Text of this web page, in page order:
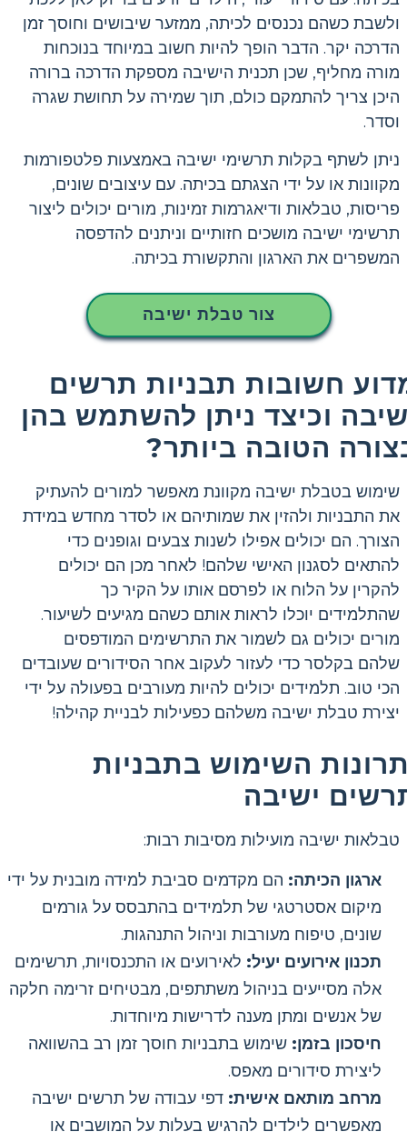
ולשבת כשהם נכנסים לכיתה, ממזער שיבושים וחוסך זמן
הדרכה יקר. הדבר הופך להיות חשוב במיוחד בנוכחות
מורה מחליף, שכן תכנית הישיבה מספקת הדרכה ברורה
היכן צריך להתמקם כולם, תוך שמירה על תחושת שגרה
וסדר.
ניתן לשתף בקלות תרשימי ישיבה באמצעות פלטפורמות
מקוונות או על ידי הצגתם בכיתה. עם עיצובים שונים,
פריסות, טבלאות ודיאגרמות זמינות, מורים יכולים ליצור
תרשימי ישיבה מושכים חזותיים וניתנים להדפסה
המשפרים את הארגון והתקשורת בכיתה.
צור טבלת ישיבה
חשובות תבניות תרשים
וכיצד ניתן להשתמש בהן
הטובה ביותר?
שימוש בטבלת ישיבה מקוונת מאפשר למורים להעתיק
את התבניות ולהזין את שמותיהם או לסדר מחדש במידת
הצורך. הם יכולים אפילו לשנות צבעים וגופנים כדי
להתאים לסגנון האישי שלהם! לאחר מכן הם יכולים
להקרין על הלוח או לפרסם אותו על הקיר כך
שהתלמידים יוכלו לראות אותם כשהם מגיעים לשיעור.
מורים יכולים גם לשמור את התרשימים המודפסים
שלהם בקלסר כדי לעזור לעקוב אחר הסידורים שעובדים
הכי טוב. תלמידים יכולים להיות מעורבים בפעולה על ידי
יצירת טבלת ישיבה משלהם כפעילות לבניית קהילה!
השימוש בתבניות
ישיבה
טבלאות ישיבה מועילות מסיבות רבות:
ארגון הכיתה: הם מקדמים סביבת למידה מובנית על ידי
מיקום אסטרטגי של תלמידים בהתבסס על גורמים
שונים, טיפוח מעורבות וניהול התנהגות.
תכנון אירועים יעיל: לאירועים או התכנסויות, תרשימים
אלה מסייעים בניהול משתתפים, מבטיחים זרימה חלקה
של אנשים ומתן מענה לדרישות מיוחדות.
חיסכון בזמן: שימוש בתבניות חוסך זמן רב בהשוואה
ליצירת סידורים מאפס.
מרחב מותאם אישית: דפי עבודה של תרשים ישיבה
מאפשרים לילדים להרגיש בעלות על המושבים או